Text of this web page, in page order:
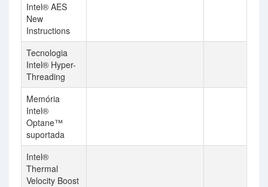
Intel® AES
New
Instructions
Tecnologia
Intel® Hyper-
Threading
Memória
Intel®
Optane™
suportada
Intel®
Thermal
Velocity Boost